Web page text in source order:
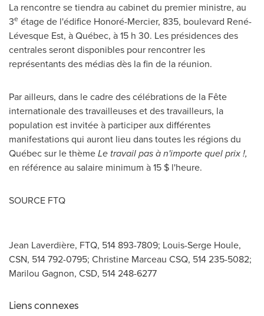
La rencontre se tiendra au cabinet du premier ministre, au
3e étage de l'édifice Honoré-Mercier, 835, boulevard René-
Lévesque Est, à Québec, à 15 h 30. Les présidences des
centrales seront disponibles pour rencontrer les
représentants des médias dès la fin de la réunion.
Par ailleurs, dans le cadre des célébrations de la Fête
internationale des travailleuses et des travailleurs, la
population est invitée à participer aux différentes
manifestations qui auront lieu dans toutes les régions du
Québec sur le thèmeLe travail pas à n'importe quel prix !,
en référence au salaire minimum à 15 $ l'heure.
SOURCE FTQ
Jean Laverdière, FTQ, 514 893-7809; Louis-Serge Houle,
CSN, 514 792-0795; Christine Marceau CSQ, 514 235-5082;
Marilou Gagnon, CSD, 514 248-6277
Liens connexes